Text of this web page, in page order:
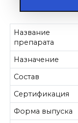
Название
препарата
Назначение
Состав
Сертификация
Форма выпуска